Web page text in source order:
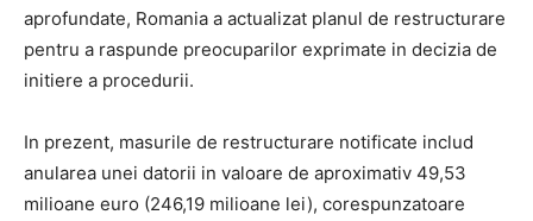
aprofundate, Romania a actualizat planul de restructurare
pentru a raspunde preocuparilor exprimate in decizia de
initiere a procedurii.
In prezent, masurile de restructurare notificate includ
anularea unei datorii in valoare de aproximativ 49,53
milioane euro (246,19 milioane lei), corespunzatoare